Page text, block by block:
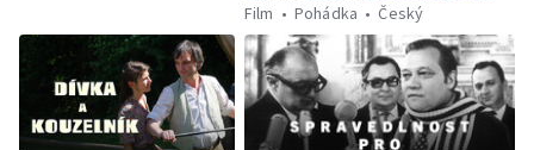
Film
Pohádka Český